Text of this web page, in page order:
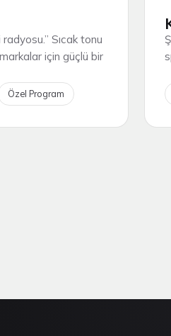
Sıcak tonu
için güçlü bir
Özel Program